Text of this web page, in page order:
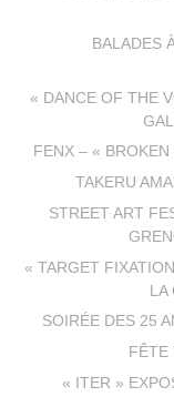
BALADES
« DANCE OF THE
FENX – «
TAKERU
STREET ART
« TARGET
LA
SOIRÉE DES 25
FÊTE
« ITER »